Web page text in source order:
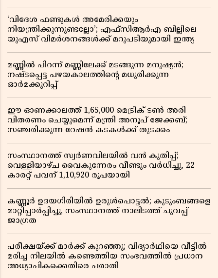
‘വിദേശ ഫണ്ടുകൾ അമേരിക്കയും
നിയന്ത്രിക്കുന്നുണ്ടല്ലോ’; എഫ്സിആർഎ ബില്ലിലെ
യുഎസ് വിമർശനങ്ങൾക്ക് മറുപടിയുമായി ഇന്ത്യ
മണ്ണിൽ പിറന്ന് മണ്ണിലേക്ക് മടങ്ങുന്ന മനുഷ്യൻ;
നഷ്ടപ്പെട്ട പഴയകാലത്തിൻ്റെ മധുരിക്കുന്ന
ഓർമക്കുറിപ്പ്
ഈ ഓണക്കാലത്ത് 1,65,000 മെട്രിക് ടൺ അരി
വിതരണം ചെയ്യുമെന്ന് മന്ത്രി അനൂപ് ജേക്കബ്;
സഞ്ചരിക്കുന്ന റേഷൻ കടകൾക്ക് തുടക്കം
സംസ്ഥാനത്ത് സ്വർണവിലയിൽ വൻ കുതിപ്പ്;
വെള്ളിയാഴ്ച വൈകുന്നേരം വീണ്ടും വർധിച്ചു, 22
കാരറ്റ് പവന് 1,10,920 രൂപയായി
കണ്ണൂർ ഉദയഗിരിയിൽ ഉരുൾപൊട്ടൽ; കുടുംബങ്ങളെ
മാറ്റിപ്പാർപ്പിച്ചു, സംസ്ഥാനത്ത് നാലിടത്ത് ചുവപ്പ്
ജാഗ്രത
പരീക്ഷയ്ക്ക് മാർക്ക് കുറഞ്ഞു; വിദ്യാർഥിയെ വീട്ടിൽ
മരിച്ച നിലയിൽ കണ്ടെത്തിയ സംഭവത്തിൽ പ്രധാന
അധ്യാപികക്കെതിരെ പരാതി